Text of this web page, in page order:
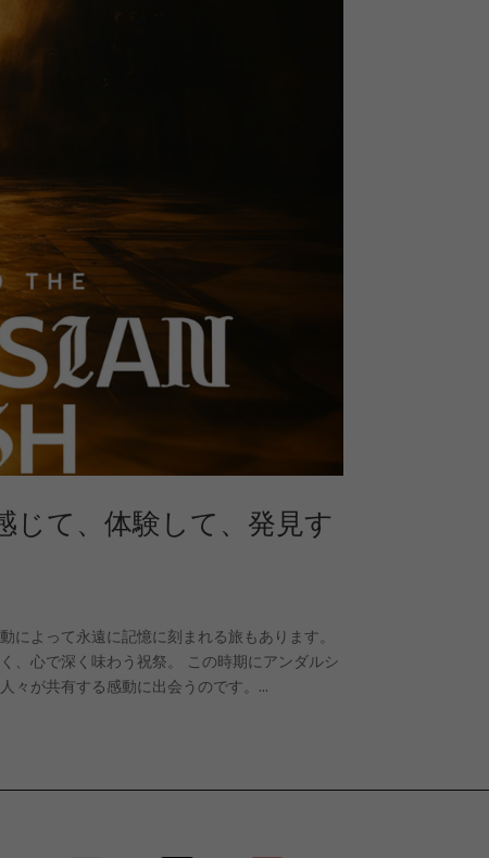
て、体験して、発見す
よって永遠に記憶に刻まれる旅もあります。
、心で深く味わう祝祭。 この時期にアンダルシ
々が共有する感動に出会うのです。...